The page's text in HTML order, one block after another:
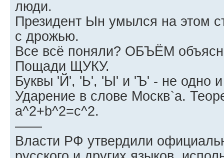
люди.
Президент Ын умылся на этом
с дрожью.
Все всё поняли? ОБЪЁМ
Пощади ЩУКУ.
Буквы 'Й', 'Ь', 'Ы' и 'Ъ' - не одно
Ударение в слове Москв`а.
a^2+b^2=c^2.
——
Власти РФ утвердили